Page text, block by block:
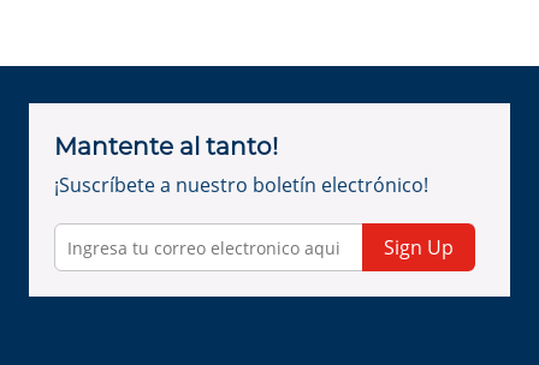
Mantente al tanto!
¡Suscríbete a nuestro boletín electrónico!
Sign Up